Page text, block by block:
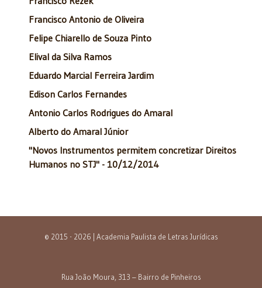
Francisco Antonio de Oliveira
Felipe Chiarello de Souza Pinto
Elival da Silva Ramos
Eduardo Marcial Ferreira Jardim
Edison Carlos Fernandes
Antonio Carlos Rodrigues do Amaral
Alberto do Amaral Júnior
"Novos Instrumentos permitem concretizar Direitos
Humanos no STJ" - 10/12/2014
© 2015 - 2026 | Academia Paulista de Letras Jurídicas
Rua João Moura, 313 – Bairro de Pinheiros